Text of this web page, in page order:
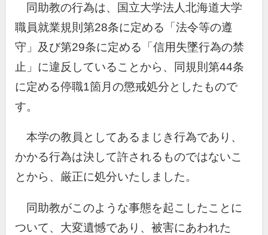
同助教の行為は、国立大学法人北海道大学
職員就業規則第28条に定める「法令等の遵
守」及び第29条に定める「信用失墜行為の禁
止」に違反していることから、同規則第44条
に定める停職1箇月の懲戒処分としたもので
す。
本学の教員としてあるまじき行為であり、
かかる行為は決して許されるものではないこ
とから、厳正に処分いたしました。
同助教がこのような事態を起こしたことに
ついて、大変遺憾であり、被害にあわれた